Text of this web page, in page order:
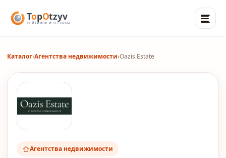
Каталог›Агентства недвижимости›Oazis Estate
Агентства недвижимости